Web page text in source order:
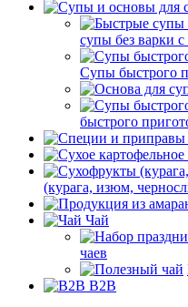
супы без варки
Супы быстрого
быстрого
(курага, изюм,
Чай
чаев
B2B